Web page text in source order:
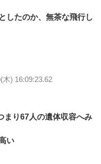
したのか、無茶な飛行し
木) 16:09:23.62
まり67人の遺体収容へみ
い